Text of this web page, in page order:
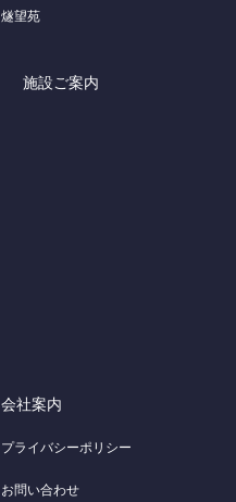
燧望苑
施設ご案内
会社案内
プライバシーポリシー
お問い合わせ